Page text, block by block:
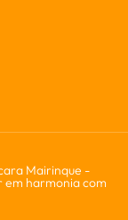
Mairinque -
harmonia com